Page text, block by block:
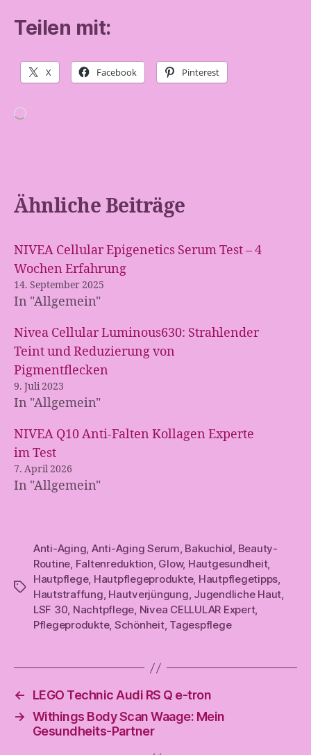
Teilen mit:
X Facebook Pinterest
Ähnliche Beiträge
NIVEA Cellular Epigenetics Serum Test – 4
Wochen Erfahrung
14. September 2025
In "Allgemein"
Nivea Cellular Luminous630: Strahlender
Teint und Reduzierung von
Pigmentflecken
9. Juli 2023
In "Allgemein"
NIVEA Q10 Anti-Falten Kollagen Experte
im Test
7. April 2026
In "Allgemein"
Schlagwörter
Anti-Aging, Anti-Aging Serum, Bakuchiol, Beauty-
Routine, Faltenreduktion, Glow, Hautgesundheit,
Hautpflege, Hautpflegeprodukte, Hautpflegetipps,
Hautstraffung, Hautverjüngung, Jugendliche Haut,
LSF 30, Nachtpflege, Nivea CELLULAR Expert,
Pflegeprodukte, Schönheit, Tagespflege
←
LEGO Technic Audi RS Q e-tron
→ Withings Body Scan Waage: Mein
Gesundheits-Partner